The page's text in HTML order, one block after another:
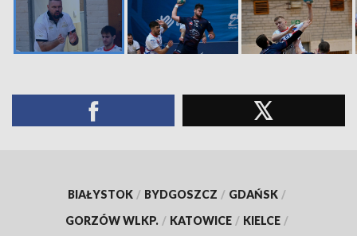
BIAŁYSTOK / BYDGOSZCZ / GDAŃSK /
GORZÓW WLKP. / KATOWICE / KIELCE /